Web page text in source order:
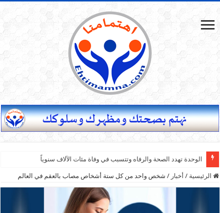
الوحدة تهدد الصحة والرفاه وتتسبب في وفاة مئات الآلاف سنوياً
ما هي النصائح العامة التي يمكن تطبيقها في تربية الأطفال؟
الرئيسية / أخبار / شخص واحد من كل ستة أشخاص مصاب بالعقم في العالم